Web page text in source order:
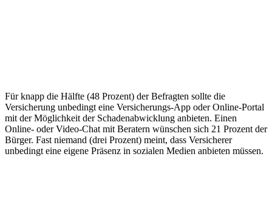
Für knapp die Hälfte (48 Prozent) der Befragten sollte die
Versicherung unbedingt eine Versicherungs-App oder Online-Portal
mit der Möglichkeit der Schadenabwicklung anbieten. Einen
Online- oder Video-Chat mit Beratern wünschen sich 21 Prozent der
Bürger. Fast niemand (drei Prozent) meint, dass Versicherer
unbedingt eine eigene Präsenz in sozialen Medien anbieten müssen.